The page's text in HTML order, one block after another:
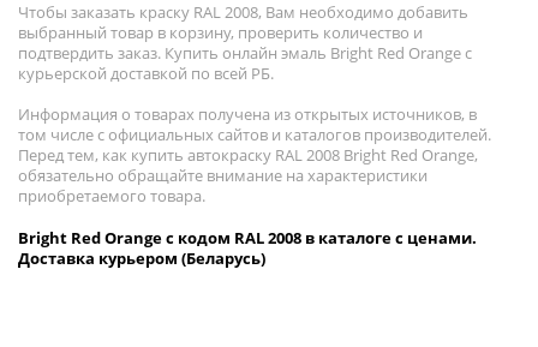
Чтобы заказать краску RAL 2008, Вам необходимо добавить
выбранный товар в корзину, проверить количество и
подтвердить заказ. Купить онлайн эмаль Bright Red Orange с
курьерской доставкой по всей РБ.
Информация о товарах получена из открытых источников, в
том числе с официальных сайтов и каталогов производителей.
Перед тем, как купить автокраску RAL 2008 Bright Red Orange,
обязательно обращайте внимание на характеристики
приобретаемого товара.
Bright Red Orange с кодом RAL 2008 в каталоге с ценами.
Доставка курьером (Беларусь)